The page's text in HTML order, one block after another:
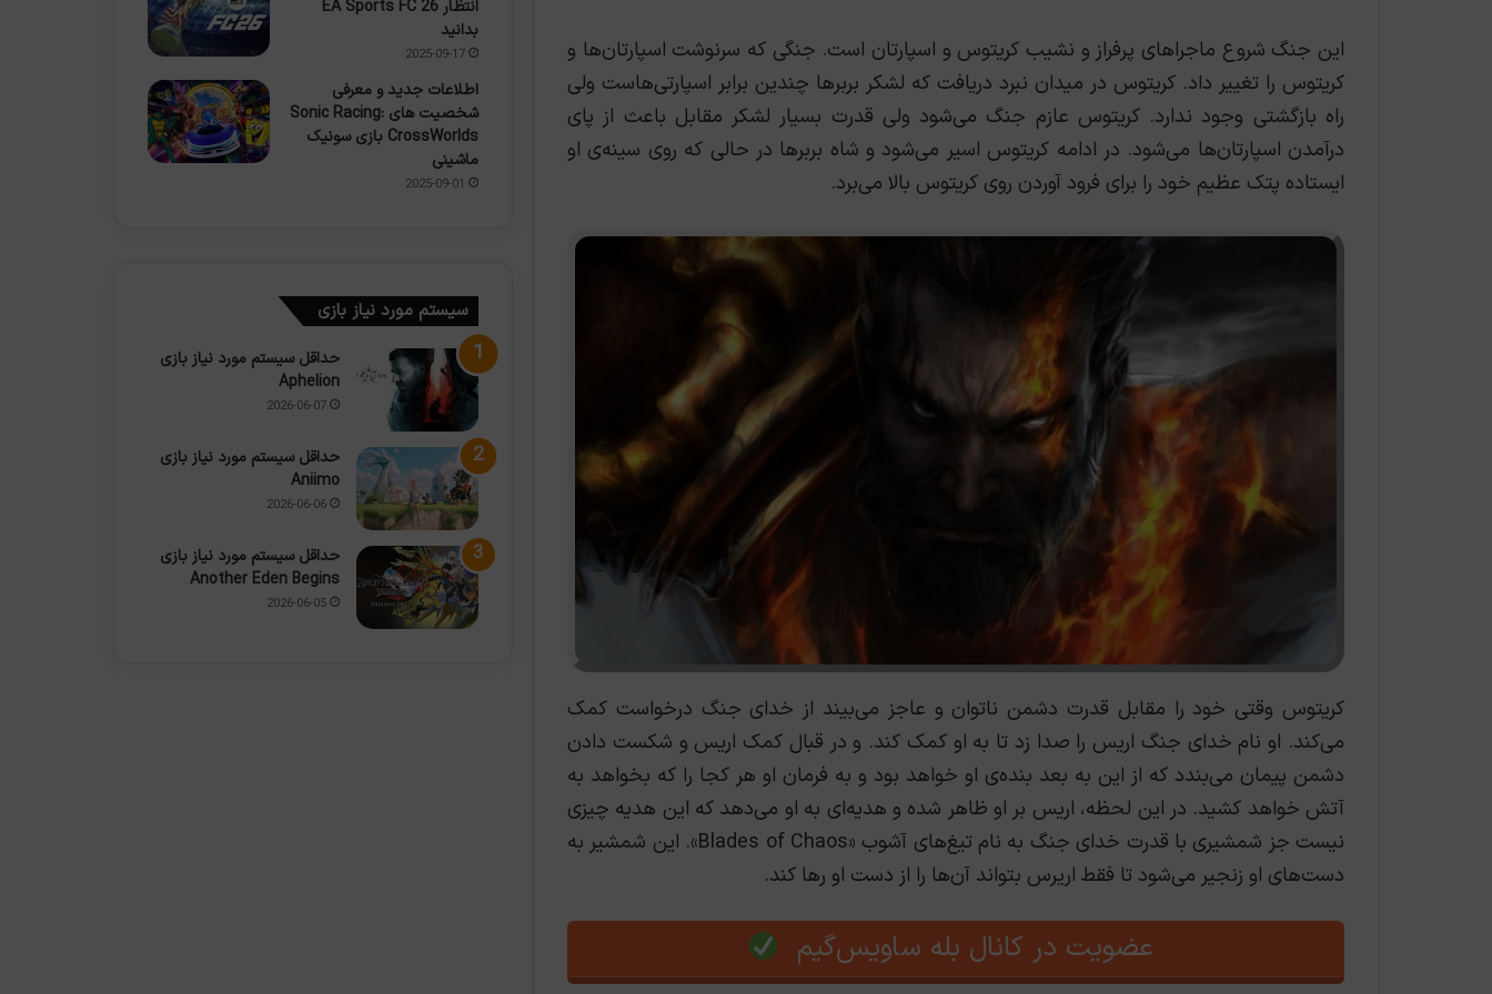
این جنگ شروع ماجراهای پرفراز و نشیب کریتوس و اسپارتان است. جنگی که سرنوشت اسپارتان‌ها و
کریتوس را تغییر داد. کریتوس در میدان نبرد دریافت که لشکر بربرها چندین برابر اسپارتی‌هاست ولی
راه بازگشتی وجود ندارد. کریتوس عازم جنگ می‌شود ولی قدرت بسیار لشکر مقابل باعث از پای
درآمدن اسپارتان‌ها می‌شود. در ادامه کریتوس اسیر می‌شود و شاه بربرها در حالی که روی سینه‌ی او
ایستاده پتک عظیم خود را برای فرود آوردن روی کریتوس بالا می‌برد.
کریتوس وقتی خود را مقابل قدرت دشمن ناتوان و عاجز می‌بیند از خدای جنگ درخواست کمک
می‌کند. او نام خدای جنگ اریس را صدا زد تا به او کمک کند. و در قبال کمک اریس و شکست دادن
دشمن پیمان می‌بندد که از این به بعد بنده‌ی او خواهد بود و به فرمان او هر کجا را که بخواهد به
آتش خواهد کشید. در این لحظه، اریس بر او ظاهر شده و هدیه‌ای به او می‌دهد که این هدیه چیزی
نیست جز شمشیری با قدرت خدای جنگ به نام تیغ‌های آشوب «Blades of Chaos». این شمشیر به
دست‌های او زنجیر می‌شود تا فقط اریرس بتواند آن‌ها را از دست او رها کند.
عضویت در کانال بله ساویس‌گیم
انتظار EA Sports FC 26
بدانید
2025-09-17
اطلاعات جدید و معرفی
شخصیت های Sonic Racing:
CrossWorlds بازی سونیک
ماشینی
2025-09-01
سیستم مورد نیاز بازی
حداقل سیستم مورد نیاز بازی
Aphelion
2026-06-07
حداقل سیستم مورد نیاز بازی
Aniimo
2026-06-06
حداقل سیستم مورد نیاز بازی
Another Eden Begins
2026-06-05